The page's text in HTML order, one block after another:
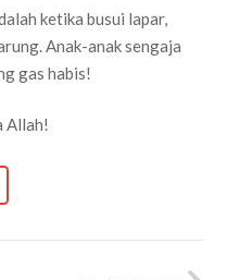
ketika busui lapar,
Anak-anak sengaja
gas habis!
Allah!